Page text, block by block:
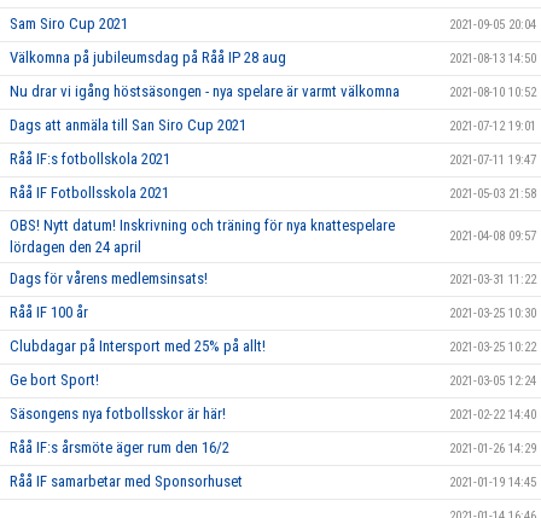
Sam Siro Cup 2021 2021-09-05 20:04
Välkomna på jubileumsdag på Råå IP 28 aug 2021-08-13 14:50
Nu drar vi igång höstsäsongen - nya spelare är varmt välkomna 2021-08-10 10:52
Dags att anmäla till San Siro Cup 2021 2021-07-12 19:01
Råå IF:s fotbollskola 2021 2021-07-11 19:47
Råå IF Fotbollsskola 2021 2021-05-03 21:58
OBS! Nytt datum! Inskrivning och träning för nya knattespelare
lördagen den 24 april
2021-04-08 09:57
Dags för vårens medlemsinsats! 2021-03-31 11:22
Råå IF 100 år 2021-03-25 10:30
Clubdagar på Intersport med 25% på allt! 2021-03-25 10:22
Ge bort Sport! 2021-03-05 12:24
Säsongens nya fotbollsskor är här! 2021-02-22 14:40
Råå IF:s årsmöte äger rum den 16/2 2021-01-26 14:29
Råå IF samarbetar med Sponsorhuset 2021-01-19 14:45